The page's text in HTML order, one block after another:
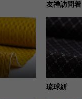
友禅訪問着
琉球絣